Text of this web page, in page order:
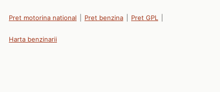
Pret motorina national Pret benzina Pret GPL
Harta benzinarii